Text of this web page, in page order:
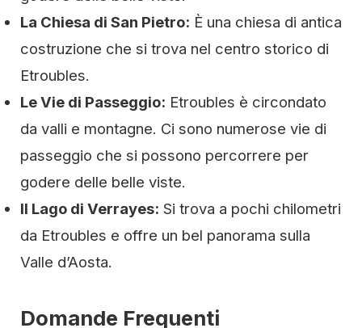
La Chiesa di San Pietro: È una chiesa di antica
costruzione che si trova nel centro storico di
Etroubles.
Le Vie di Passeggio: Etroubles è circondato
da valli e montagne. Ci sono numerose vie di
passeggio che si possono percorrere per
godere delle belle viste.
Il Lago di Verrayes: Si trova a pochi chilometri
da Etroubles e offre un bel panorama sulla
Valle d’Aosta.
Domande Frequenti